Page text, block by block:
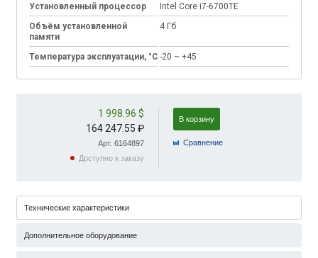
Установленный процессор
Intel Core i7-6700TE
Объём установленной
памяти
4 Гб
Температура эксплуатации, °C -20 ~ +45
1 998.96 $
164 247.55 ₽
Арт. 6164897
Доступно к заказу
В корзину
Cравнение
Технические характеристики
Дополнительное оборудование